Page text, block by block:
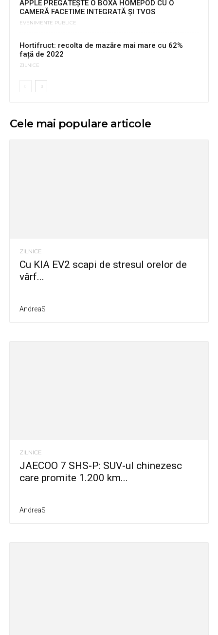
APPLE PREGĂTEŞTE O BOXĂ HOMEPOD CU O
CAMERĂ FACETIME INTEGRATĂ ŞI TVOS
EVENIMENTE PUBLICE
Hortifruct: recolta de mazăre mai mare cu 62%
față de 2022
ZILNICE
Cele mai populare articole
ZILNICE
Cu KIA EV2 scapi de stresul orelor de
vârf...
AndreaS
ZILNICE
JAECOO 7 SHS-P: SUV-ul chinezesc
care promite 1.200 km...
AndreaS